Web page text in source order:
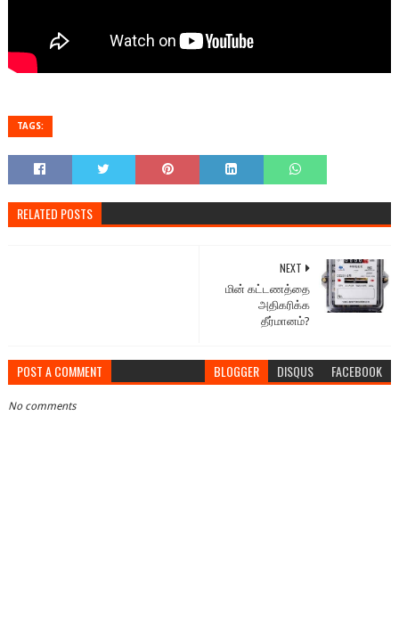
TAGS:
RELATED POSTS
NEXT
மின் கட்டணத்தை
அதிகரிக்க
தீர்மானம்?
POST A COMMENT BLOGGER DISQUS FACEBOOK
No comments